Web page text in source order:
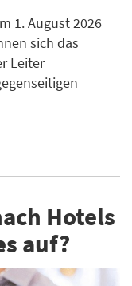
1. August 2026
sich das
Leiter
Hotels
auf?